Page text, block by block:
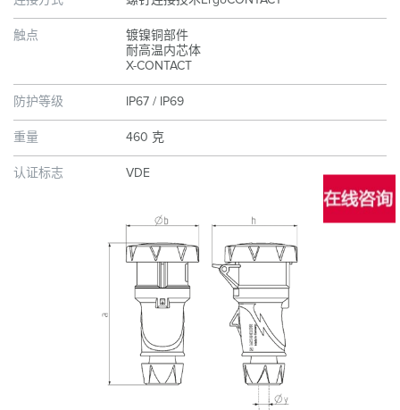
触点
镀镍铜部件
耐高温内芯体
X-CONTACT
防护等级 IP67 / IP69
重量 460 克
认证标志 VDE